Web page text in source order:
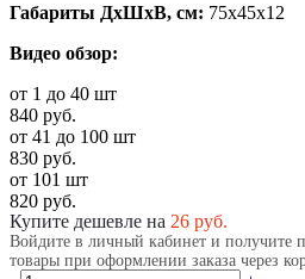
Габариты ДхШхВ, см: 75x45x12
Видео обзор:
от 1 до 40 шт
840 руб.
от 41 до 100 шт
830 руб.
от 101 шт
820 руб.
Купите дешевле на 26 руб.
Войдите в личный кабинет и получите
товары при оформлении заказа через